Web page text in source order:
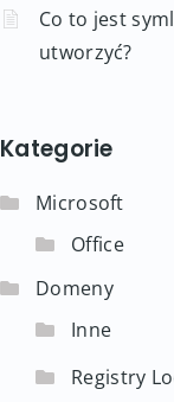
Co to jest
utworzyć?
Kategorie
Microsoft
Office
Domeny
Inne
Registry